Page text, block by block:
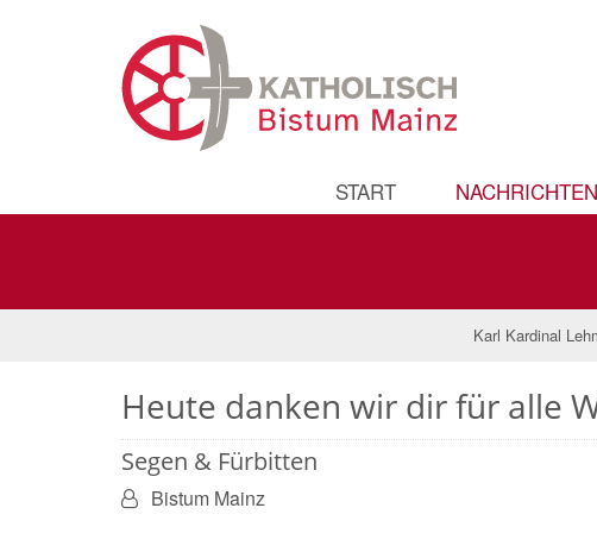
START
Karl Kardinal
Heute danken wir dir für alle
Segen & Fürbitten
Von:Bistum Mainz